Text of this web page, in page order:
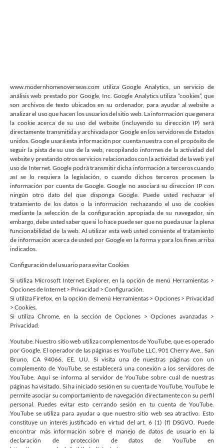
www.modernhomesoverseas.com utiliza Google Analytics, un servicio de
análisis web prestado por Google, Inc. Google Analytics utiliza “cookies”, que
son archivos de texto ubicados en su ordenador, para ayudar al website a
analizar el uso que hacen los usuarios del sitio web. La información que genera
la cookie acerca de su uso del website (incluyendo su dirección IP) será
directamente transmitida y archivada por Google en los servidores de Estados
unidos. Google usará esta información por cuenta nuestra con el propósito de
seguir la pista de su uso de la web, recopilando informes de la actividad del
website y prestando otros servicios relacionados con la actividad de la web y el
uso de Internet. Google podrá transmitir dicha información a terceros cuando
así se lo requiera la legislación, o cuando dichos terceros procesen la
información por cuenta de Google. Google no asociará su dirección IP con
ningún otro dato del que disponga Google. Puede usted rechazar el
tratamiento de los datos o la información rechazando el uso de cookies
mediante la selección de la configuración apropiada de su navegador, sin
embargo, debe usted saber que si lo hace puede ser que no pueda usar la plena
funcionabilidad de la web. Al utilizar esta web usted consiente el tratamiento
de información acerca de usted por Google en la forma y para los fines arriba
indicados.
Configuración del usuario para evitar Cookies
Si utiliza Microsoft Internet Explorer, en la opción de menú Herramientas >
Opciones de Internet > Privacidad > Configuración.
Si utiliza Firefox, en la opción de menú Herramientas > Opciones > Privacidad
> Cookies.
Si utiliza Chrome, en la sección de Opciones > Opciones avanzadas >
Privacidad.
Youtube. Nuestro sitio web utiliza complementos de YouTube, que es operado
por Google. El operador de las páginas es YouTube LLC, 901 Cherry Ave., San
Bruno, CA 94066, EE. UU. Si visita una de nuestras páginas con un
complemento de YouTube, se establecerá una conexión a los servidores de
YouTube. Aquí se informa al servidor de YouTube sobre cuál de nuestras
páginas ha visitado. Si ha iniciado sesión en su cuenta de YouTube, YouTube le
permite asociar su comportamiento de navegación directamente con su perfil
personal. Puedes evitar esto cerrando sesión en tu cuenta de YouTube.
YouTube se utiliza para ayudar a que nuestro sitio web sea atractivo. Esto
constituye un interés justificado en virtud del art. 6 (1) (f) DSGVO. Puede
encontrar más información sobre el manejo de datos de usuario en la
declaración de protección de datos de YouTube en